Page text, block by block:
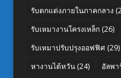
รับตกแต่งภายในภาคกลาง
รับเหมางานโครงเหล็ก(26)
รับเหมาปรับปรุงออฟฟิศ(29)
หางานไต้หวัน(24) อัลพา